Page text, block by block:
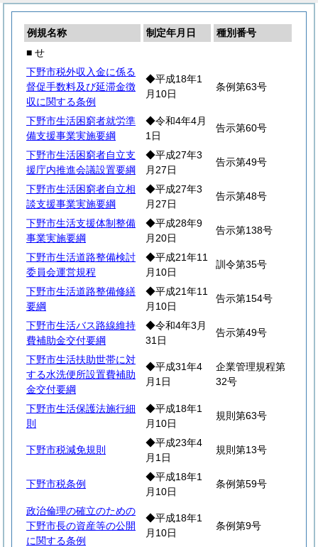
例規名称 制定年月日
種別番号
■ せ
下野市税外収入金に係る
督促手数料及び延滞金徴
収に関する条例
◆平成18年1
月10日
条例第63号
下野市生活困窮者就労準
備支援事業実施要綱
◆令和4年4月
1日
告示第60号
下野市生活困窮者自立支
援庁内推進会議設置要綱
◆平成27年3
月27日
告示第49号
下野市生活困窮者自立相
談支援事業実施要綱
◆平成27年3
月27日
告示第48号
下野市生活支援体制整備
事業実施要綱
◆平成28年9
月20日
告示第138号
下野市生活道路整備検討
委員会運営規程
◆平成21年11
月10日
訓令第35号
下野市生活道路整備修繕
要綱
◆平成21年11
月10日
告示第154号
下野市生活バス路線維持
費補助金交付要綱
◆令和4年3月
31日
告示第49号
下野市生活扶助世帯に対
する水洗便所設置費補助
金交付要綱
◆平成31年4
月1日
企業管理規程第
32号
下野市生活保護法施行細
則
◆平成18年1
月10日
規則第63号
下野市税減免規則
◆平成23年4
月1日
規則第13号
下野市税条例
◆平成18年1
月10日
条例第59号
政治倫理の確立のための
下野市長の資産等の公開
に関する条例
◆平成18年1
月10日
条例第9号